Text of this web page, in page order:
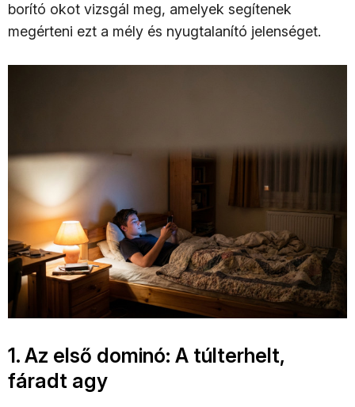
borító okot vizsgál meg, amelyek segítenek
megérteni ezt a mély és nyugtalanító jelenséget.
1. Az első dominó: A túlterhelt,
fáradt agy